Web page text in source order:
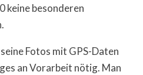
keine besonderen
Fotos mit GPS-Daten
an Vorarbeit nötig. Man